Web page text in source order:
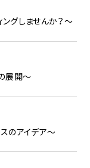
グしませんか？～
展開～
のアイデア～